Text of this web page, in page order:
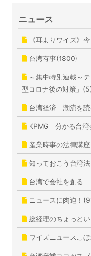
ニュース
《耳よりワイズ》
台湾有事(1800)
～集中特別連載～
型コロナ後の対策」(5)
台湾経済 潮流を
KPMG 分かる台湾
産業時事の法律講
知っておこう台湾
台湾で会社を創る
ニュースに肉迫！
総経理のちょっと
ワイズニュースこ